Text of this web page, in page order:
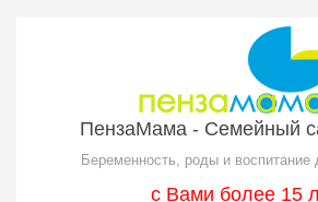
ПензаМама - Семейный
Беременность, роды и воспитание
с Вами более 15